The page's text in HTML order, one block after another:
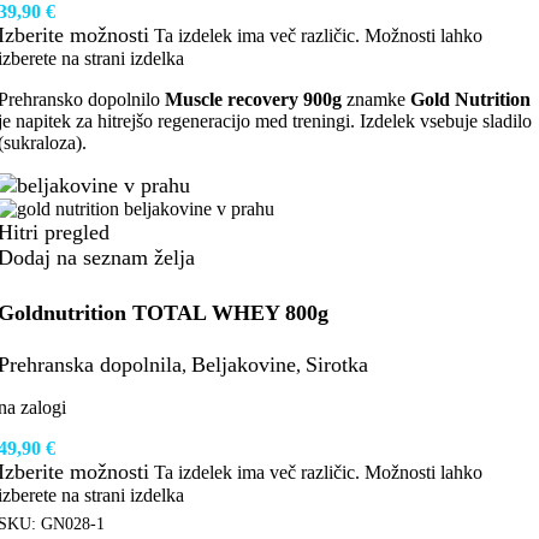
€
možnosti Ta izdelek ima več različic. Možnosti lahko
na strani izdelka
dopolnilo Muscle recovery 900g znamke Gold Nutrition
napitek za hitrejšo regeneracijo med treningi. Izdelek vsebuje sladilo
pregled
na seznam želja
TOTAL WHEY 800g
dopolnila, Beljakovine, Sirotka
zalogi
€
možnosti Ta izdelek ima več različic. Možnosti lahko
na strani izdelka
GN028-1